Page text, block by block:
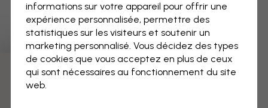
Page 1 sur 1 pages
Découvrez plus de catégories
informations sur votre appareil pour offrir une
expérience personnalisée, permettre des
statistiques sur les visiteurs et soutenir un
marketing personnalisé. Vous décidez des types
de cookies que vous acceptez en plus de ceux
qui sont nécessaires au fonctionnement du site
web.